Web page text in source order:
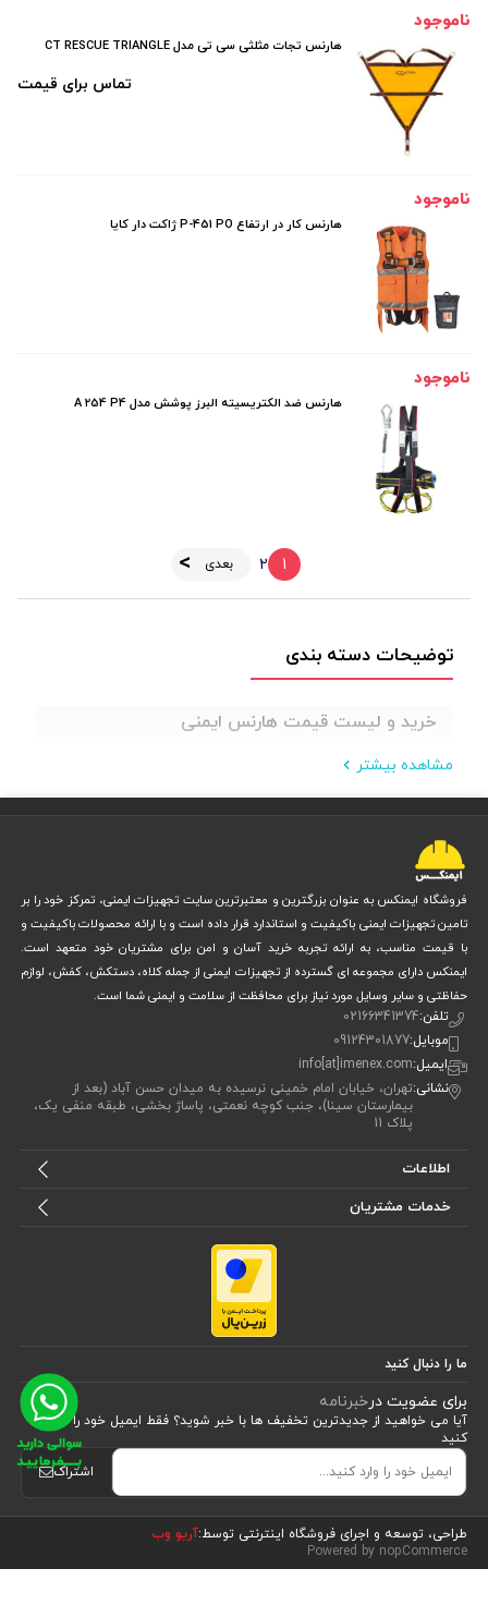
مشاهده محصولات(33)
ناموجود
هارنس تجات مثلثی سی تی مدل CT RESCUE TRIANGLE
تماس برای قیمت
ناموجود
هارنس کار در ارتفاع P-451 PO ژاکت دار کایا
ناموجود
هارنس ضد الکتریسیته البرز پوشش مدل A 254 P4
1
2 بعدی
توضیحات دسته بندی
خرید و لیست قیمت هارنس ایمنی
مشاهده بیشتر
فروشگاه ایمنکس به عنوان بزرگترین و معتبرترین سایت تجهیزات ایمنی، تمرکز خود را بر
تامین تجهیزات ایمنی باکیفیت و استاندارد قرار داده است و با ارائه محصولات باکیفیت و
با قیمت مناسب، به ارائه تجربه خرید آسان و امن برای مشتریان خود متعهد است.
ایمنکس دارای مجموعه ای گسترده از تجهیزات ایمنی از جمله کلاه، دستکش، کفش، لوازم
حفاظتی و سایر وسایل مورد نیاز برای محافظت از سلامت و ایمنی شما است.
تلفن:02166341374
موبایل:09124301877
ایمیل:info[at]imenex.com
نشانی:تهران، خیابان امام خمینی نرسیده به میدان حسن آباد (بعد از
بیمارستان سینا)، جنب کوچه نعمتی، پاساژ بخشی، طبقه منفی یک،
پلاک 11
اطلاعات
خدمات مشتریان
ما را دنبال کنید
برای عضویت درخبرنامه
آیا می خواهید از جدید‌ترین تخفیف‌ ها با‌ خبر شوید؟ فقط ایمیل خود را ثبت
کنید
اشتراک
طراحی، توسعه و اجرای فروشگاه اینترنتی توسط:آریو وب
Powered by nopCommerce